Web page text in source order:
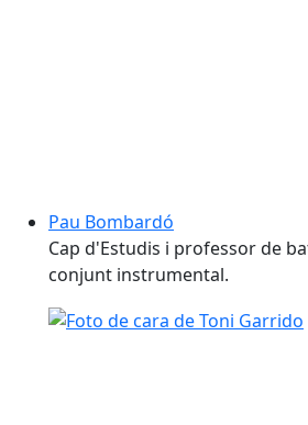
Pau Bombardó
Cap d'Estudis i professor de
conjunt instrumental.